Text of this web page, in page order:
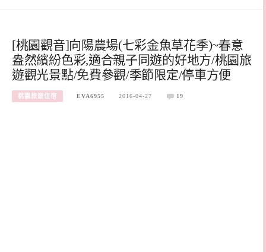
[桃園觀音]向陽農場(七彩金魚草花季)~春意
盎然繽紛色彩,適合親子同遊的好地方/桃園旅
遊觀光景點/免費參觀/季節限定/停車方便
桃園旅遊住宿 EVA6955 2016-04-27 19